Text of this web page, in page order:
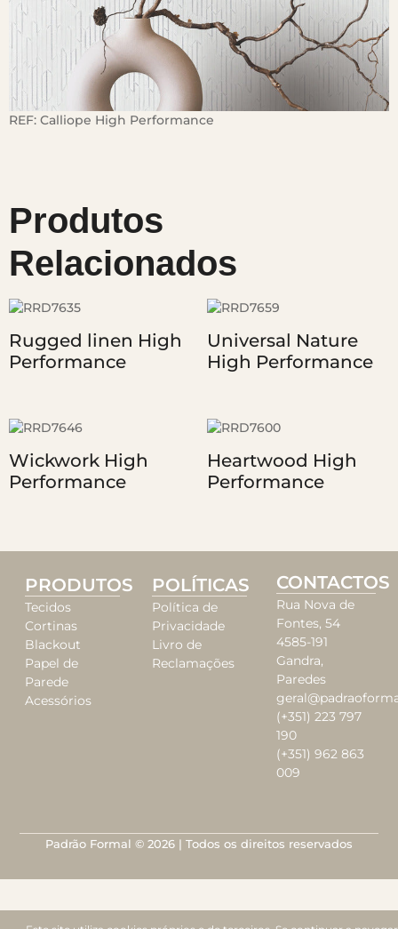
REF: Calliope High Performance
Produtos
Relacionados
Rugged linen High
Performance
Universal Nature
High Performance
Wickwork High
Performance
Heartwood High
Performance
PRODUTOS
Tecidos
Cortinas
Blackout
Papel de
Parede
Acessórios
POLÍTICAS
Política de
Privacidade
Livro de
Reclamações
CONTACTOS
Rua Nova de
Fontes, 54
4585-191
Gandra,
Paredes
(+351) 223 797
190
(+351) 962 863
009
Padrão Formal © 2026 | Todos os direitos reservados